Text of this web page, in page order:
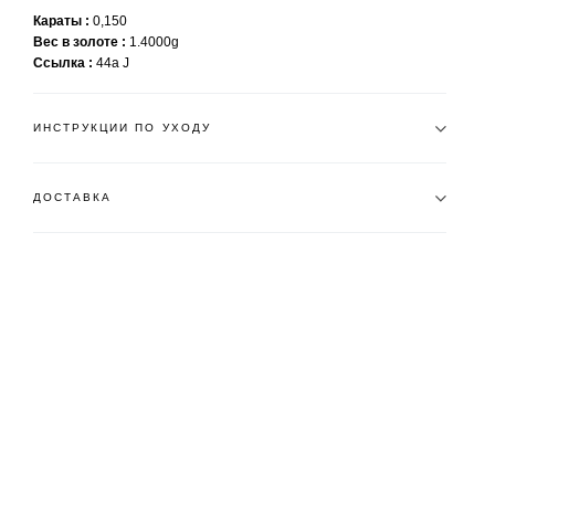
Караты
0,150
Вес в золоте
1.4000g
Ссылка
44a J
ИНСТРУКЦИИ ПО УХОДУ
ДОСТАВКА